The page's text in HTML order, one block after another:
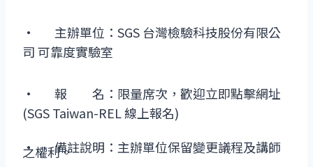
· 主辦單位：SGS 台灣檢驗科技股份有限公
司 可靠度實驗室
· 報 名：限量席次，歡迎立即點擊網址
(SGS Taiwan-REL 線上報名)
· 備註說明：主辦單位保留變更議程及講師
之權利。